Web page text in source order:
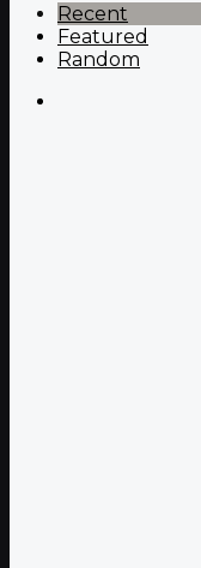
Recent
Featured
Random